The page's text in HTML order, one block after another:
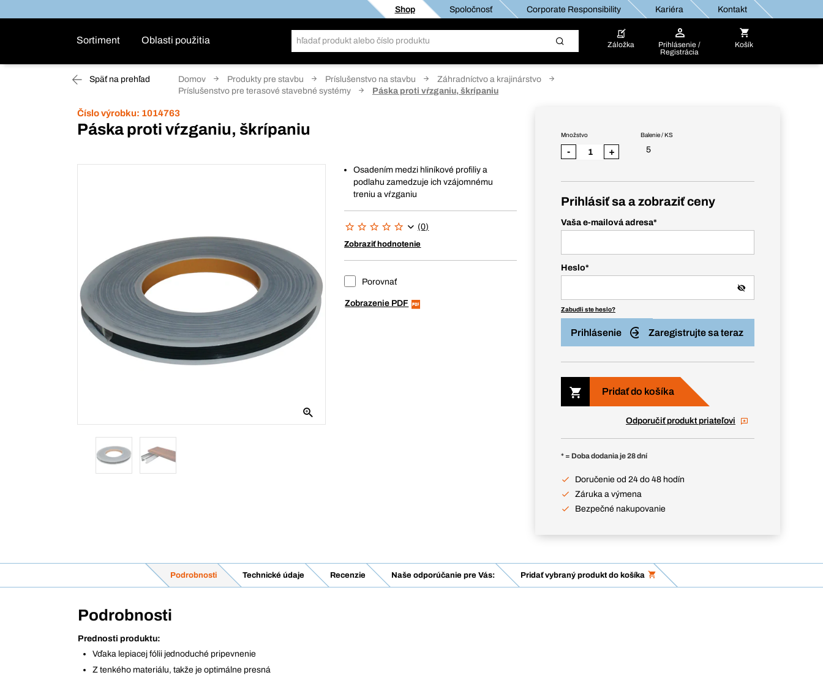
Shop Spoločnosť Corporate Responsibility Kariéra Kontakt
Sortiment Oblasti použitia Záložka
Prihlásenie /
Registrácia
Košík
Späť na prehľad Domov Produkty pre stavbu Príslušenstvo na stavbu
Záhradníctvo a krajinárstvo
Príslušenstvo pre terasové stavebné systémy
Páska proti vŕzganiu, škrípaniu
Číslo výrobku: 1014763
Páska proti vŕzganiu, škrípaniu
Osadením medzi hliníkové profiliy a
podlahu zamedzuje ich vzájomnému
treniu a vŕzganiu
(0)
Zobraziť hodnotenie
Porovnať
Zobrazenie PDF
Balenie / KS
5
Množstvo
- +
Prihlásiť sa a zobraziť ceny
Vaša e-mailová adresa*
Heslo*
Zabudli ste heslo?
Prihlásenie Zaregistrujte sa teraz
Pridať do košíka
Odporučiť produkt priateľovi
* = Doba dodania je 28 dní
Doručenie od 24 do 48 hodín
Záruka a výmena
Bezpečné nakupovanie
Podrobnosti Technické údaje Recenzie Naše odporúčanie pre Vás: Pridať vybraný produkt do košíka
Podrobnosti
Prednosti produktu:
Vďaka lepiacej fólii jednoduché pripevnenie
Z tenkého materiálu, takže je optimálne presná